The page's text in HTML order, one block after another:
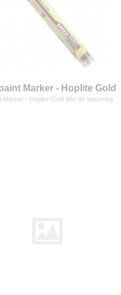
Marker - Hoplite Gold
Marker - Hoplite Gold Met de lancering